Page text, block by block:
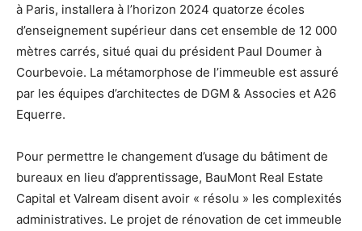
à Paris, installera à l’horizon 2024 quatorze écoles
d’enseignement supérieur dans cet ensemble de 12 000
mètres carrés, situé quai du président Paul Doumer à
Courbevoie. La métamorphose de l’immeuble est assuré
par les équipes d’architectes de DGM & Associes et A26
Equerre.
Pour permettre le changement d’usage du bâtiment de
bureaux en lieu d’apprentissage, BauMont Real Estate
Capital et Valream disent avoir « résolu » les complexités
administratives. Le projet de rénovation de cet immeuble